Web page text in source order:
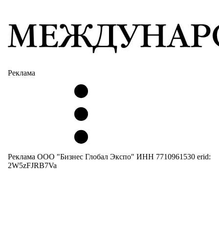
Реклама
Реклама ООО "Бизнес Глобал Экспо" ИНН 7710961530 erid:
2W5zFJRB7Va